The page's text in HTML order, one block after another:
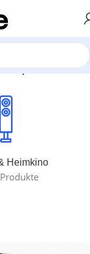
premium etb“
Heimkino